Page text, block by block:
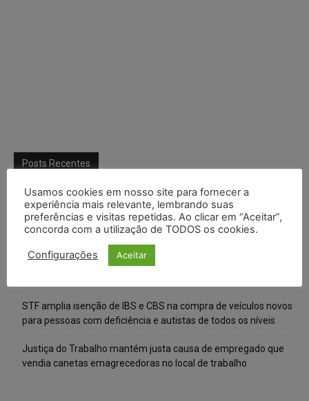
Posts Recentes
Composição da taxa de juros
Meta é alvo de denúncia após anúncios com conteúdo sexual
infantil gerado por IA circularem em suas plataformas
Advogado preso por suspeita de matar o filho tem inscrição
STF amplia isenção de IBS e CBS na compra de veículos novos
para pessoas com deficiência e autistas de todos os níveis
Justiça do Trabalho mantém justa causa de empregado que
vendia canetas emagrecedoras no local de trabalho
Usamos cookies em nosso site para fornecer a
experiência mais relevante, lembrando suas
preferências e visitas repetidas. Ao clicar em “Aceitar”,
concorda com a utilização de TODOS os cookies.
Configurações Aceitar